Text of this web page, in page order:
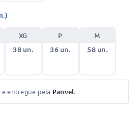
XG
38 un.
P
36 un.
M
58 un.
entregue pela Panvel.